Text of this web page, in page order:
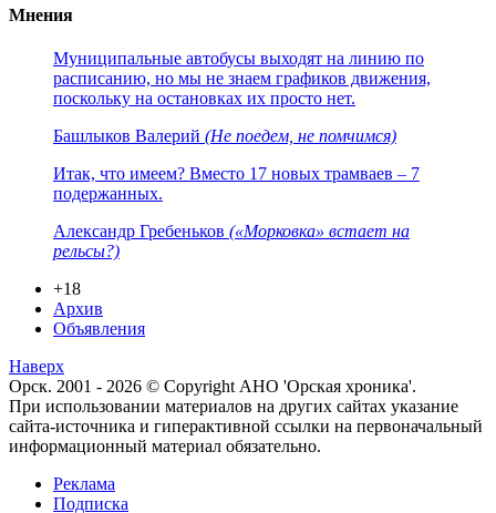
Мнения
Муниципальные автобусы выходят на линию по
расписанию, но мы не знаем графиков движения,
поскольку на остановках их просто нет.
Башлыков Валерий (Не поедем, не помчимся)
Итак, что имеем? Вместо 17 новых трамваев – 7
подержанных.
Александр Гребеньков («Морковка» встает на
рельсы?)
+18
Архив
Объявления
Наверх
Орск. 2001 - 2026 © Copyright АНО 'Орская хроника'.
При использовании материалов на других сайтах указание
сайта-источника и гиперактивной ссылки на первоначальный
информационный материал обязательно.
Реклама
Подписка